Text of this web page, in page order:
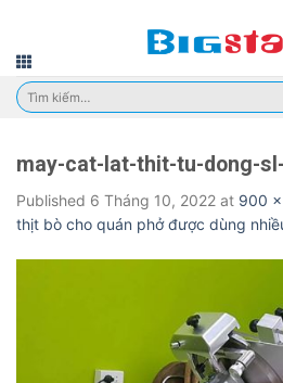
content
Tìm
kiếm:
may-cat-lat-thit-tu-dong-
Published 6 Tháng 10, 2022 at 900
thịt bò cho quán phở được dùng